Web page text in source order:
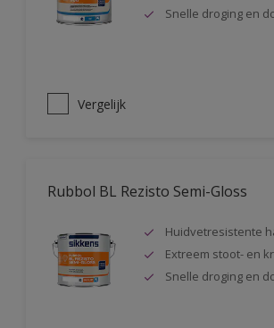
Snelle droging en
Vergelijk
Rubbol BL Rezisto Semi-Gloss
Huidvetresistente
Extreem stoot- en
Snelle droging en